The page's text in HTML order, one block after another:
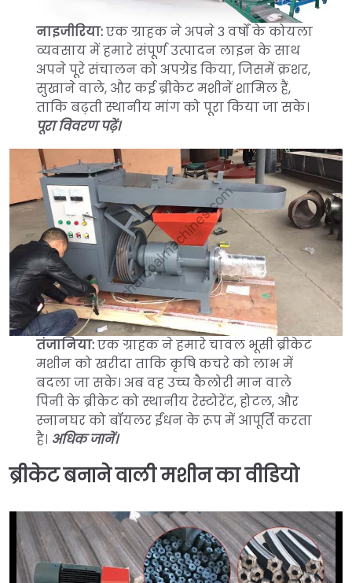
नाइजीरिया:एक ग्राहक ने अपने 3 वर्षों के कोयला
व्यवसाय में हमारे संपूर्ण उत्पादन लाइन के साथ
अपने पूरे संचालन को अपग्रेड किया, जिसमें क्रशर,
सुखाने वाले, और कई ब्रीकेट मशीनें शामिल हैं,
ताकि बढ़ती स्थानीय मांग को पूरा किया जा सके।
पूरा विवरण पढ़ें।
तंजानिया:एक ग्राहक ने हमारे चावल भूसी ब्रीकेट
मशीन को खरीदा ताकि कृषि कचरे को लाभ में
बदला जा सके। अब वह उच्च कैलोरी मान वाले
पिनी के ब्रीकेट को स्थानीय रेस्टोरेंट, होटल, और
स्नानघर को बॉयलर ईंधन के रूप में आपूर्ति करता
है। अधिक जानें।
ब्रीकेट बनाने वाली मशीन का वीडियो